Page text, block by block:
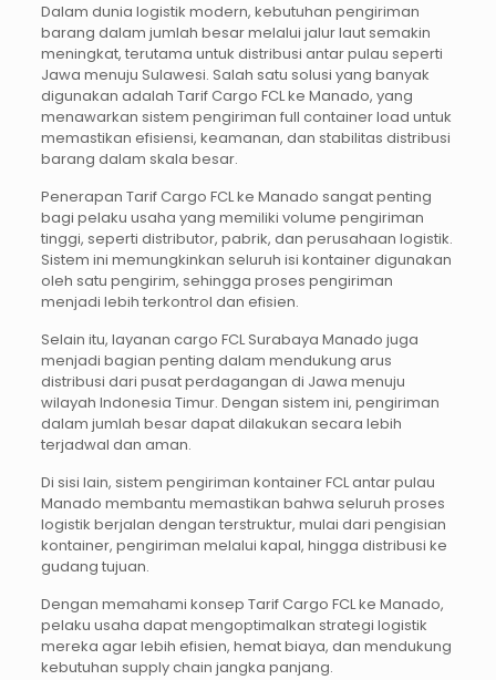
Dalam dunia logistik modern, kebutuhan pengiriman
barang dalam jumlah besar melalui jalur laut semakin
meningkat, terutama untuk distribusi antar pulau seperti
Jawa menuju Sulawesi. Salah satu solusi yang banyak
digunakan adalah Tarif Cargo FCL ke Manado, yang
menawarkan sistem pengiriman full container load untuk
memastikan efisiensi, keamanan, dan stabilitas distribusi
barang dalam skala besar.
Penerapan Tarif Cargo FCL ke Manado sangat penting
bagi pelaku usaha yang memiliki volume pengiriman
tinggi, seperti distributor, pabrik, dan perusahaan logistik.
Sistem ini memungkinkan seluruh isi kontainer digunakan
oleh satu pengirim, sehingga proses pengiriman
menjadi lebih terkontrol dan efisien.
Selain itu, layanan cargo FCL Surabaya Manado juga
menjadi bagian penting dalam mendukung arus
distribusi dari pusat perdagangan di Jawa menuju
wilayah Indonesia Timur. Dengan sistem ini, pengiriman
dalam jumlah besar dapat dilakukan secara lebih
terjadwal dan aman.
Di sisi lain, sistem pengiriman kontainer FCL antar pulau
Manado membantu memastikan bahwa seluruh proses
logistik berjalan dengan terstruktur, mulai dari pengisian
kontainer, pengiriman melalui kapal, hingga distribusi ke
gudang tujuan.
Dengan memahami konsep Tarif Cargo FCL ke Manado,
pelaku usaha dapat mengoptimalkan strategi logistik
mereka agar lebih efisien, hemat biaya, dan mendukung
kebutuhan supply chain jangka panjang.